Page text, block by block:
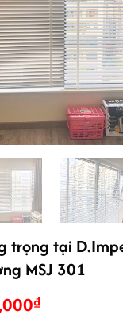
trọng tại
MSJ 301
₫Giá